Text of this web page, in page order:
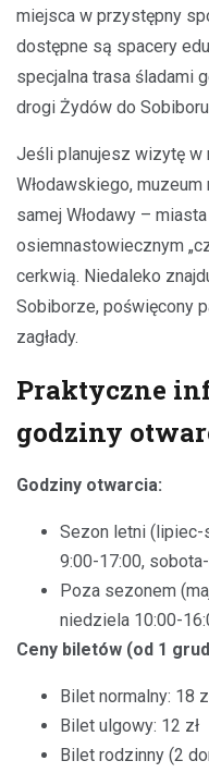
miejsca w przystępny
dostępne są spacery
specjalna trasa śladami
drogi Żydów do
Jeśli planujesz wizytę
Włodawskiego,
samej Włodawy –
osiemnastowiecznym
cerkwią. Niedaleko
Sobiborze, poświęcony
zagłady.
Praktyczne
godziny
Godziny otwarcia:
Sezon letni (lipiec-
9:00-17:00,
Poza sezonem
niedziela 10:00-
Ceny biletów (od 1
Bilet normalny: 18
Bilet ulgowy: 12 zł
Bilet rodzinny (2